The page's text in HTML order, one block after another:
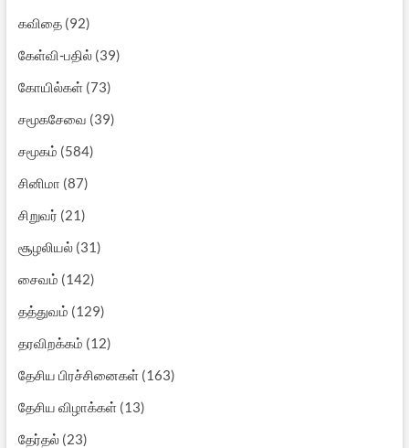
கவிதை(92)
கேள்வி-பதில்(39)
கோயில்கள்(73)
சமூகசேவை (39)
சமூகம் (584)
சினிமா (87)
சிறுவர் (21)
சூழலியல்(31)
சைவம் (142)
தத்துவம் (129)
தரவிறக்கம் (12)
தேசிய பிரச்சினைகள்(163)
தேசிய விழாக்கள்(13)
தேர்தல்(23)